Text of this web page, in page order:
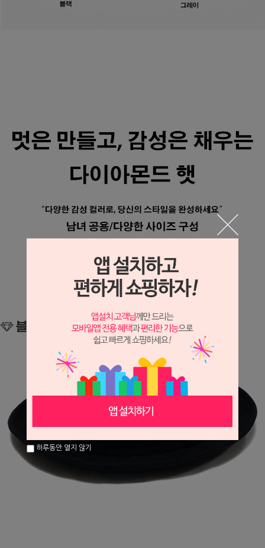
하루동안 열지 않기